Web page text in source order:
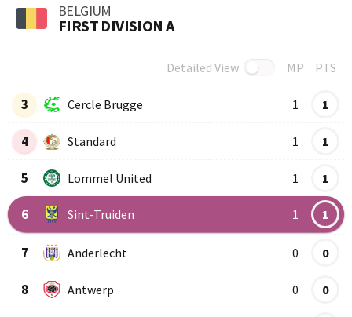
BELGIUM
FIRST DIVISION A
Detailed View MP PTS
3 Cercle Brugge 1 1
4 Standard 1 1
5 Lommel United 1 1
6 Sint-Truiden 1 1
7 Anderlecht 0 0
8 Antwerp 0 0